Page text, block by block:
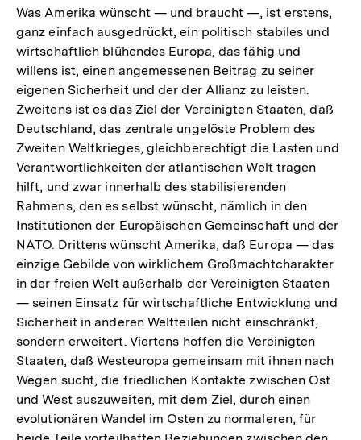
Was Amerika wünscht — und braucht —, ist erstens,
ganz einfach ausgedrückt, ein politisch stabiles und
wirtschaftlich blühendes Europa, das fähig und
willens ist, einen angemessenen Beitrag zu seiner
eigenen Sicherheit und der der Allianz zu leisten.
Zweitens ist es das Ziel der Vereinigten Staaten, daß
Deutschland, das zentrale ungelöste Problem des
Zweiten Weltkrieges, gleichberechtigt die Lasten und
Verantwortlichkeiten der atlantischen Welt tragen
hilft, und zwar innerhalb des stabilisierenden
Rahmens, den es selbst wünscht, nämlich in den
Institutionen der Europäischen Gemeinschaft und der
NATO. Drittens wünscht Amerika, daß Europa — das
einzige Gebilde von wirklichem Großmachtcharakter
in der freien Welt außerhalb der Vereinigten Staaten
— seinen Einsatz für wirtschaftliche Entwicklung und
Sicherheit in anderen Weltteilen nicht einschränkt,
sondern erweitert. Viertens hoffen die Vereinigten
Staaten, daß Westeuropa gemeinsam mit ihnen nach
Wegen sucht, die friedlichen Kontakte zwischen Ost
und West auszuweiten, mit dem Ziel, durch einen
evolutionären Wandel im Osten zu normaleren, für